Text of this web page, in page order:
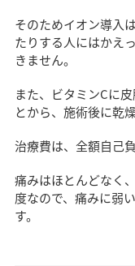
そのためイオン導入
たりする人にはかえ
きません。
また、ビタミンCに
とから、施術後に乾
治療費は、全額自己
痛みはほとんどなく
度なので、痛みに弱
す。